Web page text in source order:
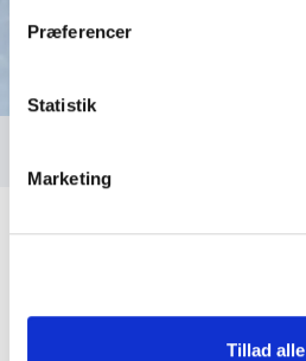
Præferencer
Statistik
Marketing
Tillad alle
Kundeanmeldelser